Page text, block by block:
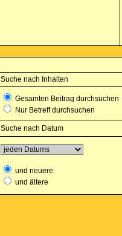
Suche nach Inhalten
Gesamten Beitrag durchsuchen
Nur Betreff durchsuchen
Suche nach Datum
und neuere
und ältere